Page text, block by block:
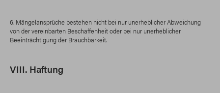
6. Mängelansprüche bestehen nicht bei nur unerheblicher Abweichung
von der vereinbarten Beschaffenheit oder bei nur unerheblicher
Beeinträchtigung der Brauchbarkeit.
VIII. Haftung